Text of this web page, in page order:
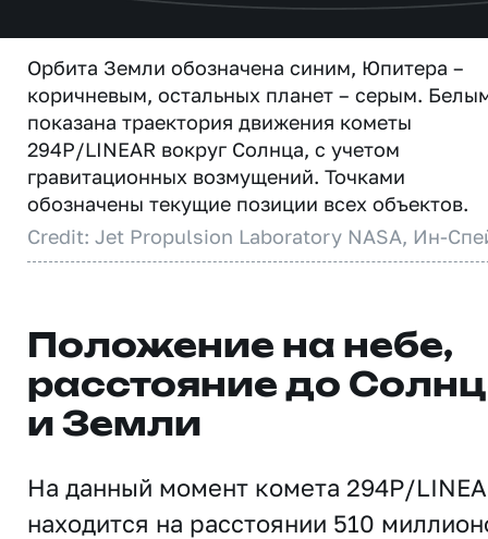
Орбита Земли обозначена синим, Юпитера –
коричневым, остальных планет – серым.
показана траектория движения кометы
294P/LINEAR вокруг Солнца, с учетом
гравитационных возмущений. Точками
обозначены текущие позиции всех объектов.
Credit: Jet Propulsion Laboratory NASA, Ин-
Положение на небе,
расстояние до
и Земли
На данный момент комета 294P/
находится на расстоянии 510